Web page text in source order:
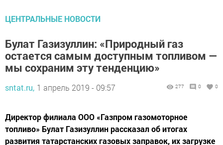
ЦЕНТРАЛЬНЫЕ НОВОСТИ
Булат Газизуллин: «Природный газ
остается самым доступным топливом —
мы сохраним эту тенденцию»
sntat.ru, 1 апрель 2019 - 09:57 277 0 0
Директор филиала ООО «Газпром газомоторное
топливо» Булат Газизуллин рассказал об итогах
развития татарстанских газовых заправок, их загрузке